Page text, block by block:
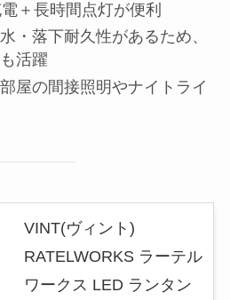
＋長時間点灯が便利
水・落下耐久性があるため、
活躍
部屋の間接照明やナイトライ
VINT(ヴィント)
RATELWORKS ラーテル
ワークス LED ランタン